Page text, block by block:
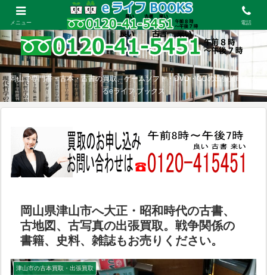
岡山で専門書・古本・古書の買取、ゲームソフト・DVD・CDの出張買取をす
るeライフ ブックス
岡山県津山市へ大正・昭和時代の古書、
古地図、古写真の出張買取。戦争関係の
書籍、史料、雑誌もお売りください。
津山市の古本買取・出張買取
メニュー 電話